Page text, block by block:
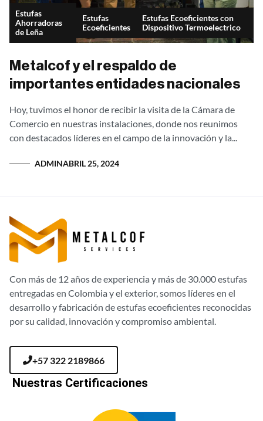
Estufas
Ahorradoras
de Leña
Estufas
Ecoeficientes
Estufas Ecoeficientes con
Dispositivo Termoelectrico
Metalcof y el respaldo de
importantes entidades nacionales
Hoy, tuvimos el honor de recibir la visita de la Cámara de
Comercio en nuestras instalaciones, donde nos reunimos
con destacados líderes en el campo de la innovación y la...
ADMINABRIL 25, 2024
Con más de 12 años de experiencia y más de 30.000 estufas
entregadas en Colombia y el exterior, somos líderes en el
desarrollo y fabricación de estufas ecoeficientes reconocidas
por su calidad, innovación y compromiso ambiental.
+57 322 2189866
Nuestras Certificaciones